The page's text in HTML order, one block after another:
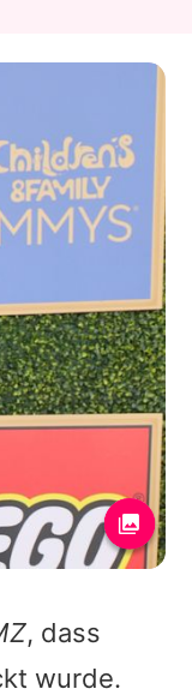
, dass
wurde.